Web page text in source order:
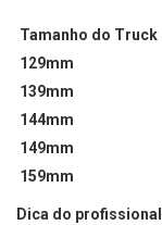
Tamanho do Truck
129mm
139mm
144mm
149mm
159mm
Dica do profissional